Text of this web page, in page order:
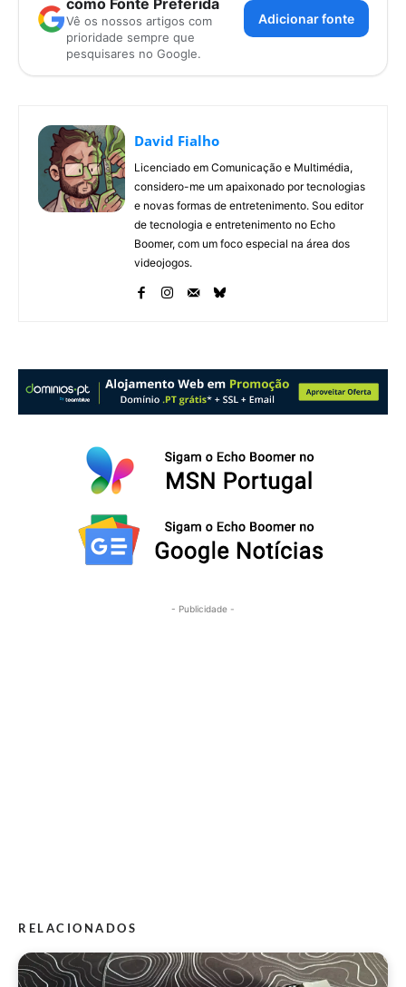
Vê os nossos artigos com
prioridade sempre que
pesquisares no Google.
Adicionar fonte
David Fialho
Licenciado em Comunicação e Multimédia,
considero-me um apaixonado por tecnologias
e novas formas de entretenimento. Sou editor
de tecnologia e entretenimento no Echo
Boomer, com um foco especial na área dos
videojogos.
- Publicidade -
RELACIONADOS